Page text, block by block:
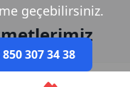
geçebilirsiniz.
850 307 34 38